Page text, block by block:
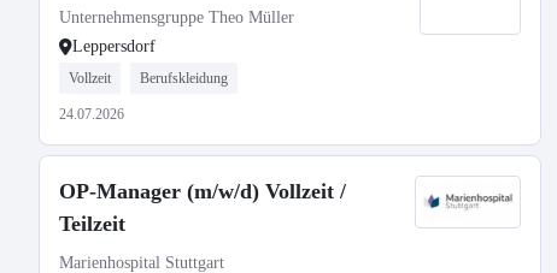
Unternehmensgruppe Theo Müller
Leppersdorf
Vollzeit Berufskleidung
24.07.2026
OP-Manager (m/w/d) Vollzeit /
Teilzeit
Marienhospital Stuttgart